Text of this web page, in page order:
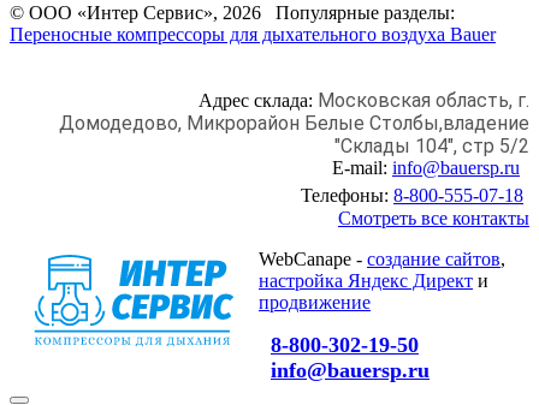
© ООО «Интер Сервис», 2026 Популярные разделы:
Переносные компрессоры для дыхательного воздуха Bauer
Адрес склада: Московская область, г.
Домодедово, Микрорайон Белые Столбы,владение
"Склады 104", стр 5/2
E-mail: info@bauersp.ru
Телефоны: 8-800-555-07-18
Смотреть все контакты
WebCanape - создание сайтов,
настройка Яндекс Директ и
продвижение
8-800-302-19-50
info@bauersp.ru